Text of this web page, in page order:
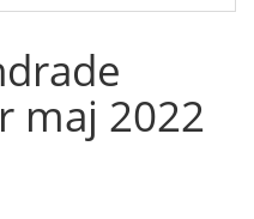
maj 2022